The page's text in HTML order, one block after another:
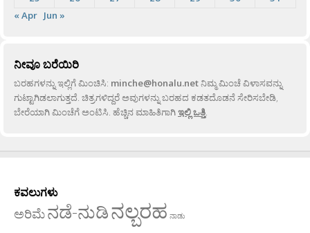
« Apr Jun »
ನೀವೂ ಬರೆಯಿರಿ
ಬರಹಗಳನ್ನು ಇಲ್ಲಿಗೆ ಮಿಂಚಿಸಿ: minche@honalu.netನಿಮ್ಮ ಮಿಂಚೆ ವಿಳಾಸವನ್ನು
ಗುಟ್ಟಾಗಿಡಲಾಗುತ್ತದೆ. ಚಿತ್ರಗಳಿದ್ದರೆ ಅವುಗಳನ್ನು ಬರಹದ ಕಡತದೊಡನೆ ಸೇರಿಸಬೇಡಿ,
ಬೇರೆಯಾಗಿ ಮಿಂಚೆಗೆ ಅಂಟಿಸಿ. ಹೆಚ್ಚಿನ ಮಾಹಿತಿಗಾಗಿಇಲ್ಲಿ ಒತ್ತಿ.
ಕವಲುಗಳು
ಅರಿಮೆನಡೆ-ನುಡಿನಲ್ಬರಹ ನಾಡು